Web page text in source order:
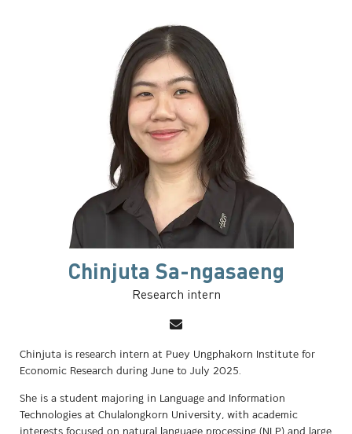
Chinjuta Sa-ngasaeng
Research intern
Chinjuta is research intern at Puey Ungphakorn Institute for
Economic Research during June to July 2025.
She is a student majoring in Language and Information
Technologies at Chulalongkorn University, with academic